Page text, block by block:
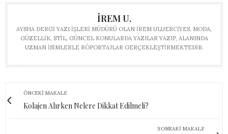
İREM U.
AYSHA DERGI YAZI İŞLERI MÜDÜRÜ OLAN İREM ULUERCIYES, MODA,
GÜZELLIK, STIL, GÜNCEL KONULARDA YAZILAR YAZIP, ALANINDA
UZMAN ISIMLERLE RÖPORTAJLAR GERÇEKLEŞTIRMEKTEDIR.
ÖNCEKI MAKALE
Kolajen Alırken Nelere Dikkat Edilmeli?
SONRAKI MAKALE